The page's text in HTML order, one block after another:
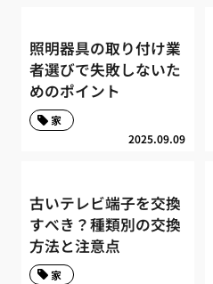
照明器具の取り付け業
者選びで失敗しないた
めのポイント
2025.09.09
家
古いテレビ端子を交換
すべき？種類別の交換
方法と注意点
家